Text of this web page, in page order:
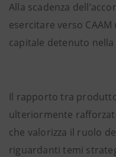
Alla scadenza
esercitare verso CAAM
capitale detenuto nella
Il rapporto tra
ulteriormente
che valorizza il ruolo
riguardanti temi